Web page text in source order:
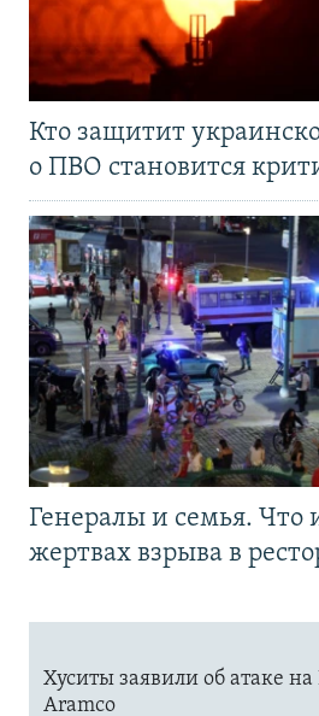
Кто защитит
о ПВО становится
Генералы и семья. Что
жертвах взрыва в